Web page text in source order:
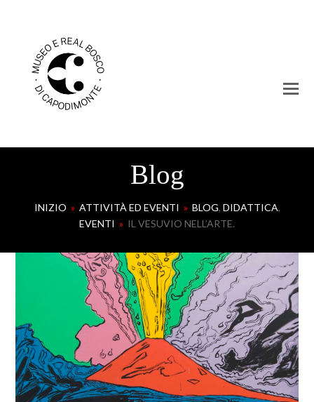
Blog
INIZIO » ATTIVITÀ ED EVENTI » BLOG, DIDATTICA,
EVENTI » IL VESUVIO NELL’ARTE.